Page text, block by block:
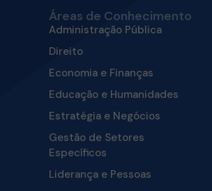
Áreas de Conhecimento
Administração Pública
Direito
Economia e Finanças
Educação e Humanidades
Estratégia e Negócios
Gestão de Setores
Específicos
Liderança e Pessoas